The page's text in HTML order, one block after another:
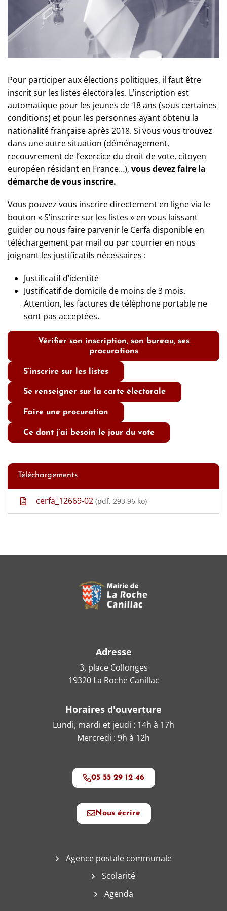
Pour participer aux élections politiques, il faut être
inscrit sur les listes électorales. L’inscription est
automatique pour les jeunes de 18 ans (sous certaines
conditions) et pour les personnes ayant obtenu la
nationalité française après 2018. Si vous vous trouvez
dans une autre situation (déménagement,
recouvrement de l’exercice du droit de vote, citoyen
européen résidant en France…), vous devez faire la
démarche de vous inscrire.
Vous pouvez vous inscrire directement en ligne via le
bouton « S’inscrire sur les listes » en vous laissant
guider ou nous faire parvenir le Cerfa disponible en
téléchargement par mail ou par courrier en nous
joignant les justificatifs nécessaires :
Justificatif d’identité
Justificatif de domicile de moins de 3 mois.
Attention, les factures de téléphone portable ne
sont pas acceptées.
Vérifier son inscription, son bureau, ses
procurations
S’inscrire sur les listes
Se renseigner sur la carte électorale
Faire une procuration
Ce dont j’ai besoin le jour du vote
Téléchargements
cerfa_12669-02 (pdf, 293,96 ko)
Adresse
3, place Collonges
19320 La Roche Canillac
Horaires d'ouverture
Lundi, mardi et jeudi : 14h à 17h
Mercredi : 9h à 12h
05 55 29 12 46
Nous écrire
Agence postale communale
Scolarité
Agenda